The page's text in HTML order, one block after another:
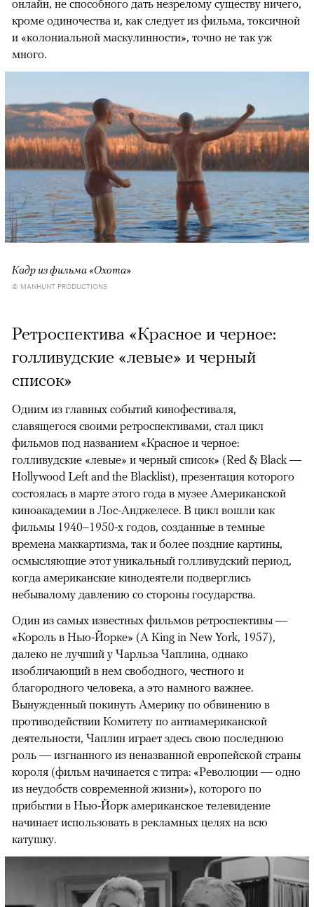
онлайн, не способного дать незрелому существу ничего,
кроме одиночества и, как следует из фильма, токсичной
и «колониальной маскулинности», точно не так уж
много.
Кадр из фильма «Охота»
© MANHUNT PRODUCTIONS
Ретроспектива «Красное и черное:
голливудские «левые» и черный
список»
Одним из главных событий кинофестиваля,
славящегося своими ретроспективами, стал цикл
фильмов под названием «Красное и черное:
голливудские «левые» и черный список» (Red & Black —
Hollywood Left and the Blacklist), презентация которого
состоялась в марте этого года в музее Американской
киноакадемии в Лос-Анджелесе. В цикл вошли как
фильмы 1940–1950-х годов, созданные в темные
времена маккартизма, так и более поздние картины,
осмысляющие этот уникальный голливудский период,
когда американские кинодеятели подверглись
небывалому давлению со стороны государства.
Один из самых известных фильмов ретроспективы —
«Король в Нью-Йорке» (A King in New York, 1957),
далеко не лучший у Чарльза Чаплина, однако
изобличающий в нем свободного, честного и
благородного человека, а это намного важнее.
Вынужденный покинуть Америку по обвинению в
противодействии Комитету по антиамериканской
деятельности, Чаплин играет здесь свою последнюю
роль — изгнанного из неназванной европейской страны
короля (фильм начинается с титра: «Революции — одно
из неудобств современной жизни»), которого по
прибытии в Нью-Йорк американское телевидение
начинает использовать в рекламных целях на всю
катушку.